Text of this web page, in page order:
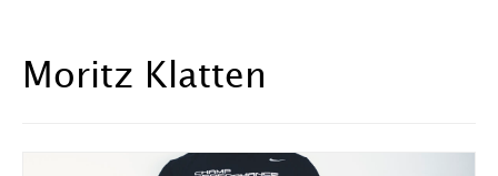
Moritz Klatten